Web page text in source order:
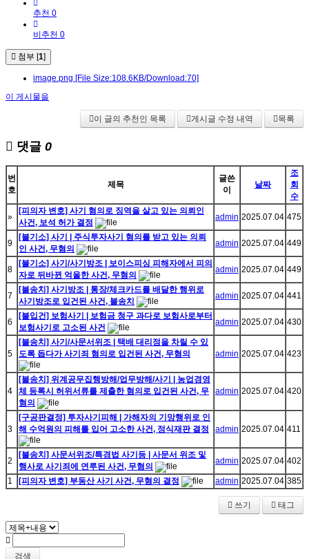
추천 0
비추천 0
첨부 [1]
image.png [File Size:108.6KB/Download:70]
이 게시물을
이 글의 추천인 목록 게시글 수정 내역 목록
댓글 0
번
호
제목
글쓴
이
날짜
조
회
수
»
[피의자 변호] 사기 혐의로 징역을 살고 있는 의뢰인
사건, 보석 허가 결정
admin 2025.07.04 475
9
[불기소] 사기 | 주식투자사기 혐의를 받고 있는 의뢰
인 사건, 무혐의
admin 2025.07.04 449
8
[불기소] 사기/사기방조 | 보이스피싱 피해자에서 피의
자로 뒤바뀐 억울한 사건, 무혐의
admin 2025.07.04 449
7
[불송치] 사기방조 | 통장/체크카드를 배달한 행위로
사기방조로 입건된 사건, 불송치
admin 2025.07.04 441
6
[불입건] 보험사기 | 보험금 청구 과다로 보험사로부터
보험사기로 고소된 사건
admin 2025.07.04 430
5
[불송치] 사기/사문서위조 | 택배 대리점을 차릴 수 있
도록 돕다가 사기죄 혐의로 입건된 사건, 무혐의
admin 2025.07.04 423
4
[불송치] 위계공무집행방해/업무방해/사기 | 농업경영
체 등록시 허위서류를 제출한 혐의로 입건된 사건, 무
혐의
admin 2025.07.04 420
3
[구공판결정] 투자사기피해 | 가해자의 기망행위로 인
해 수억원의 피해를 입어 고소한 사건, 정식재판 결정
admin 2025.07.04 411
2
[불송치] 사문서위조/특경법 사기등 | 사문서 위조 및
행사로 사기죄에 연루된 사건, 무혐의
admin 2025.07.04 402
1 [피의자 변호] 부동산 사기 사건, 무혐의 결정 admin 2025.07.04 385
쓰기 태그
검색